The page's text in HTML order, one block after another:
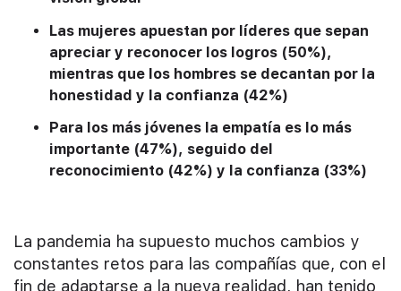
Las mujeres apuestan por líderes que sepan
apreciar y reconocer los logros (50%),
mientras que los hombres se decantan por la
honestidad y la confianza (42%)
Para los más jóvenes la empatía es lo más
importante (47%), seguido del
reconocimiento (42%) y la confianza (33%)
La pandemia ha supuesto muchos cambios y
constantes retos para las compañías que, con el
fin de adaptarse a la nueva realidad, han tenido